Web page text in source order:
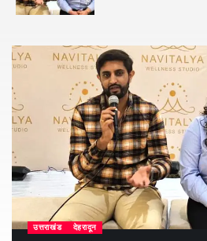
उत्तराखंड देहरादून